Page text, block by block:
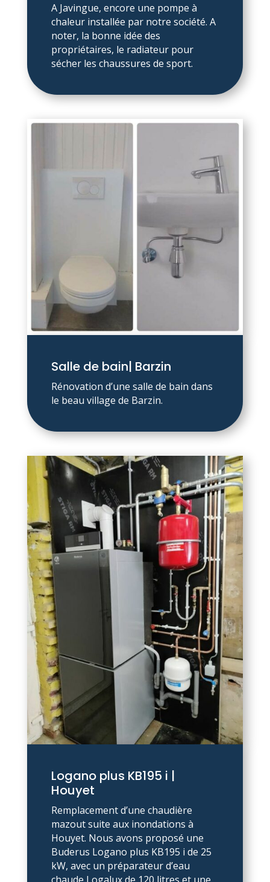
A Javingue, encore une pompe à
chaleur installée par notre société. A
noter, la bonne idée des
propriétaires, le radiateur pour
sécher les chaussures de sport.
Salle de bain| Barzin
Rénovation d’une salle de bain dans
le beau village de Barzin.
Logano plus KB195 i |
Houyet
Remplacement d’une chaudière
mazout suite aux inondations à
Houyet. Nous avons proposé une
Buderus Logano plus KB195 i de 25
kW, avec un préparateur d’eau